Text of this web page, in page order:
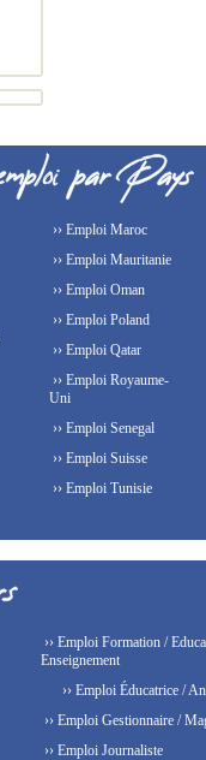
›› Emploi Maroc
›› Emploi Mauritanie
›› Emploi Oman
›› Emploi Poland
›› Emploi Qatar
›› Emploi Royaume-
Uni
›› Emploi Senegal
›› Emploi Suisse
›› Emploi Tunisie
›› Emploi Formation /
Enseignement
›› Emploi Éducatrice /
›› Emploi Gestionnaire /
›› Emploi Journaliste